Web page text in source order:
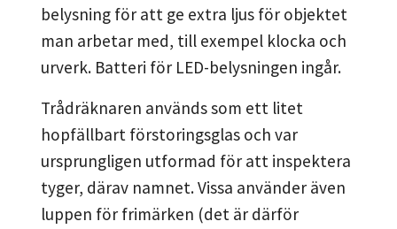
belysning för att ge extra ljus för objektet
man arbetar med, till exempel klocka och
urverk. Batteri för LED-belysningen ingår.
Trådräknaren används som ett litet
hopfällbart förstoringsglas och var
ursprungligen utformad för att inspektera
tyger, därav namnet. Vissa använder även
luppen för frimärken (det är därför